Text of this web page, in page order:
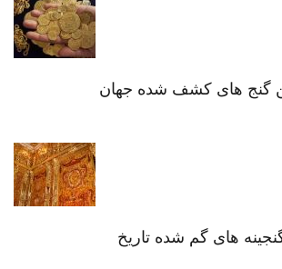
گنج های کشف شده جهان
های گم شده تاریخ